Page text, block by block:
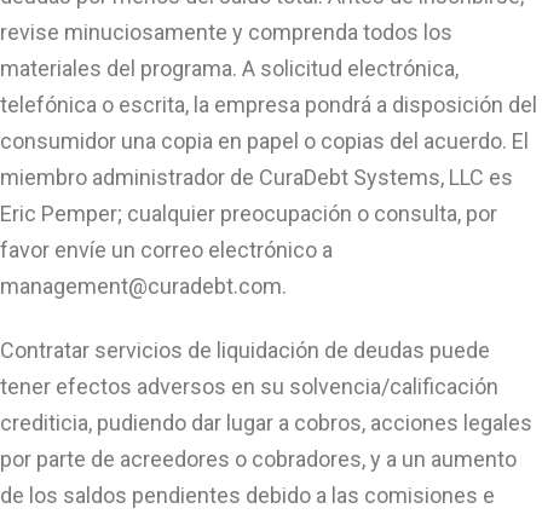
revise minuciosamente y comprenda todos los
materiales del programa. A solicitud electrónica,
telefónica o escrita, la empresa pondrá a disposición del
consumidor una copia en papel o copias del acuerdo. El
miembro administrador de CuraDebt Systems, LLC es
Eric Pemper; cualquier preocupación o consulta, por
favor envíe un correo electrónico a
management@curadebt.com.
Contratar servicios de liquidación de deudas puede
tener efectos adversos en su solvencia/calificación
crediticia, pudiendo dar lugar a cobros, acciones legales
por parte de acreedores o cobradores, y a un aumento
de los saldos pendientes debido a las comisiones e